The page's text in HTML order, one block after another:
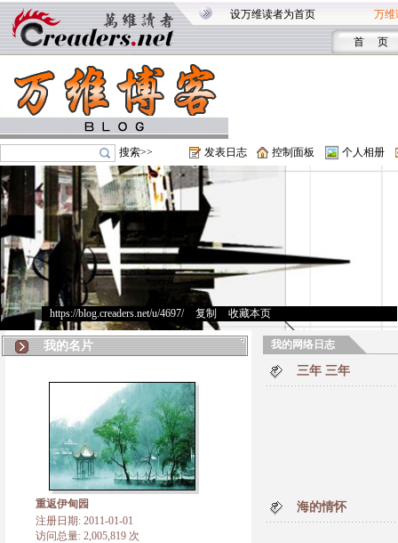
设万维读者为首页 万维
首 页
搜索>> 发表日志 控制面板 个人相册
https://blog.creaders.net/u/4697/> 复制 收藏本页
我的名片
重返伊甸园
注册日期: 2011-01-01
访问总量: 2,005,819 次
我的网络日志
三年 三年
海的情怀